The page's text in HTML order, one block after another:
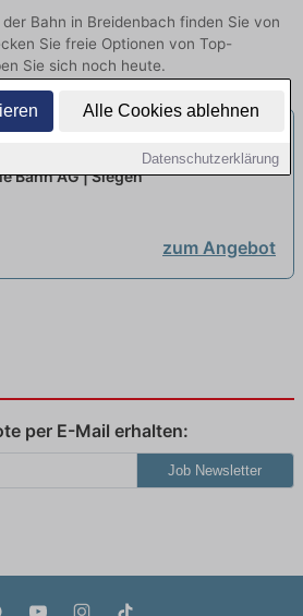
Alle Cookies ablehnen
Datenschutzerklärung
Bahn in Breidenbach finden Sie von
Sie freie Optionen von Top-
Sie sich noch heute.
2026... neu
Bahn AG | Siegen
zum Angebot
per E-Mail erhalten:
Job Newsletter